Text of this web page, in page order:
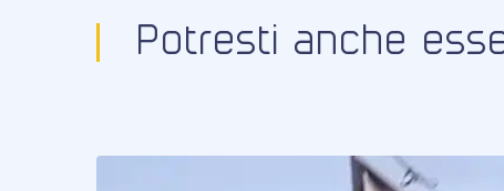
Potresti anche